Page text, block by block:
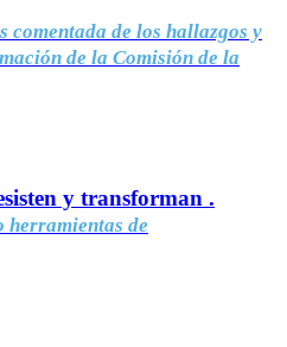
comentada de los hallazgos y
de la Comisión de la
y transforman .
herramientas de